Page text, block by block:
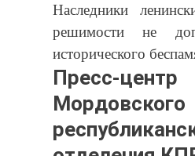
Наследники
решимости не
исторического
Пресс-центр
Мордовского